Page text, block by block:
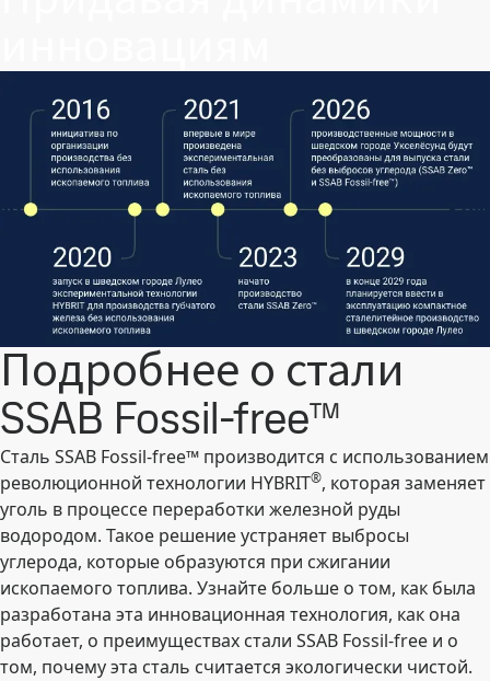
Подробнее о стали
SSAB Fossil-free™
Сталь SSAB Fossil-free™ производится с использованием
революционной технологии HYBRIT®, которая заменяет
уголь в процессе переработки железной руды
водородом. Такое решение устраняет выбросы
углерода, которые образуются при сжигании
ископаемого топлива. Узнайте больше о том, как была
разработана эта инновационная технология, как она
работает, о преимуществах стали SSAB Fossil-free и о
том, почему эта сталь считается экологически чистой.